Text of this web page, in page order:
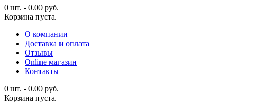
0 шт. - 0.00 руб.
Корзина пуста.
О компании
Доставка и оплата
Отзывы
Online магазин
Контакты
0 шт. - 0.00 руб.
Корзина пуста.